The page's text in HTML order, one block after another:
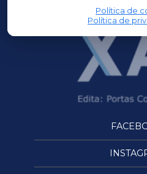
Política de
Política de